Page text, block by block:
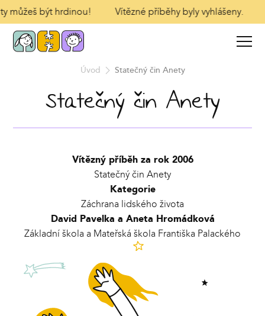
můžeš být hrdinou! Vítězné příběhy byly vyhlášeny.
Úvod Statečný čin Anety
Statečný čin Anety
Vítězný příběh za rok 2006
Statečný čin Anety
Kategorie
Záchrana lidského života
David Pavelka a Aneta Hromádková
Základní škola a Mateřská škola Františka Palackého